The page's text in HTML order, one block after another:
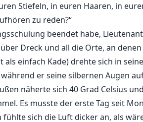
Stiefeln, in euren Haaren, in
zu reden?“
beendet habe,
Dreck und all die Orte, an
als einfach Kade) drehte sich in
er seine silbernen Augen
näherte sich 40 Grad Celsius
Es musste der erste Tag seit
sich die Luft dicker an, als